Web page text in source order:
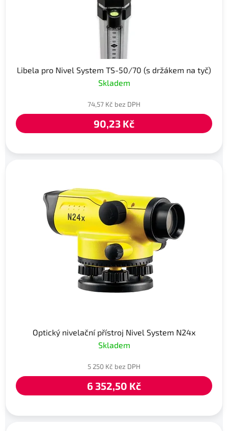
Libela pro Nivel System TS-50/70 (s držákem na tyč)
Skladem
74,57 Kč bez DPH
90,23 Kč
Optický nivelační přístroj Nivel System N24x
Skladem
5 250 Kč bez DPH
6 352,50 Kč